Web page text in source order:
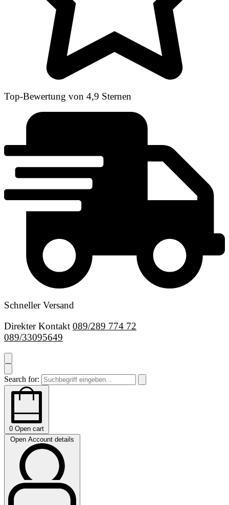
Top-Bewertung von 4,9 Sternen
Schneller Versand
Direkter Kontakt 089/289 774 72
089/33095649
Search for:
0 Open cart
Open Account details